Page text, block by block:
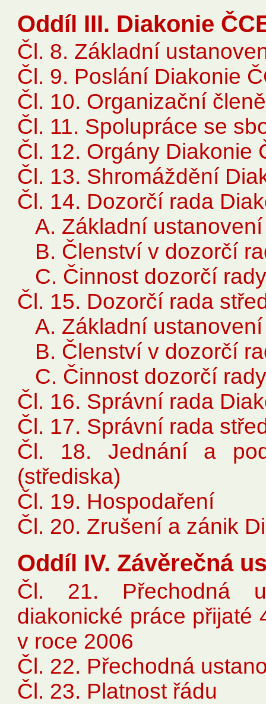
Oddíl III. Diakonie
Čl. 8. Základní
Čl. 9. Poslání Diakonie
Čl. 10. Organizační
Čl. 11. Spolupráce se
Čl. 12. Orgány Diakonie
Čl. 13. Shromáždění
Čl. 14. Dozorčí rada
A. Základní ustanovení
B. Členství v dozorčí
C. Činnost dozorčí
Čl. 15. Dozorčí rada
A. Základní ustanovení
B. Členství v dozorčí
C. Činnost dozorčí
Čl. 16. Správní rada
Čl. 17. Správní rada
Čl. 18. Jednání a
(střediska)
Čl. 19. Hospodaření
Čl. 20. Zrušení a zánik
Oddíl IV. Závěrečná
Čl. 21. Přechodná
diakonické práce přijaté
v roce 2006
Čl. 22. Přechodná
Čl. 23. Platnost řádu